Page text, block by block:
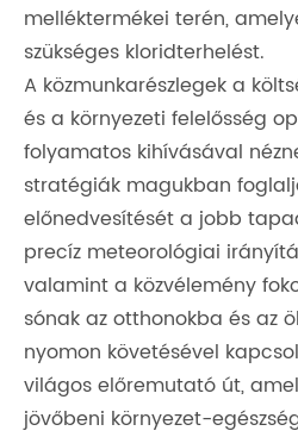
melléktermékei terén,
szükséges kloridterhelést.
A közmunkarészlegek a
és a környezeti felelősség
folyamatos kihívásával
stratégiák magukban
előnedvesítését a jobb
precíz meteorológiai
valamint a közvélemény
sónak az otthonokba és az
nyomon követésével
világos előremutató út,
jövőbeni környezet-